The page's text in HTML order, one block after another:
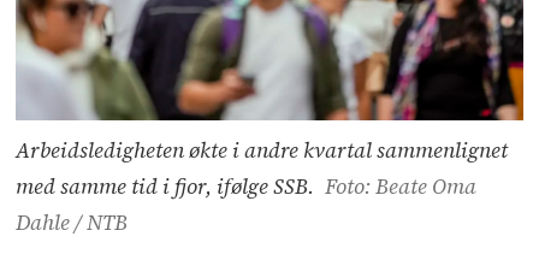
Arbeidsledigheten økte i andre kvartal sammenlignet
med samme tid i fjor, ifølge SSB. Foto: Beate Oma
Dahle / NTB